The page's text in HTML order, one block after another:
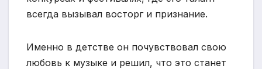
всегда вызывал восторг и признание.
Именно в детстве он почувствовал свою
любовь к музыке и решил, что это станет